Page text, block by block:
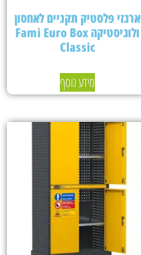
ארגזי פלסטיק תקניים לאחסון
ולוגיסטיקה Fami Euro Box
Classic
מידע נוסף